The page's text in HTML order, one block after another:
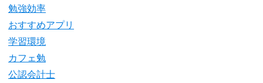
勉強効率
おすすめアプリ
学習環境
カフェ勉
公認会計士